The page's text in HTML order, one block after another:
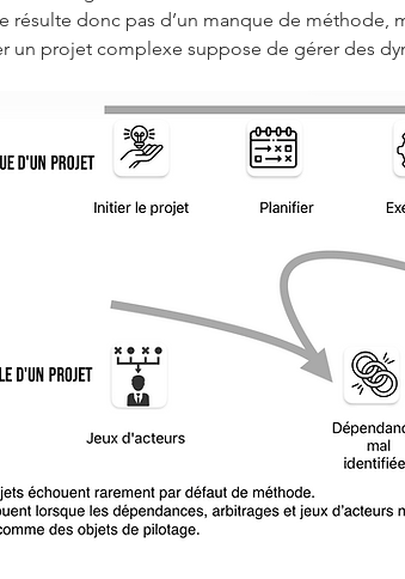
résulte donc pas d’un manque de méthode,
un projet complexe suppose de gérer des